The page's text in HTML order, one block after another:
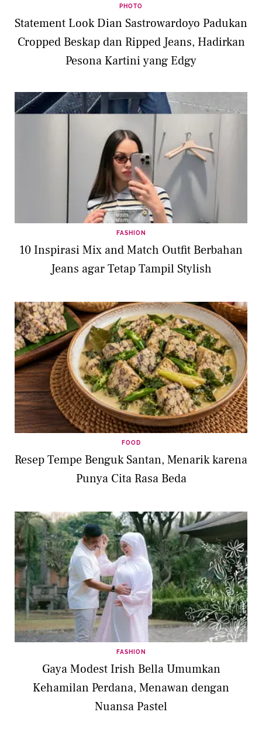
PHOTO
Statement Look Dian Sastrowardoyo Padukan
Cropped Beskap dan Ripped Jeans, Hadirkan
Pesona Kartini yang Edgy
FASHION
10 Inspirasi Mix and Match Outfit Berbahan
Jeans agar Tetap Tampil Stylish
FOOD
Resep Tempe Benguk Santan, Menarik karena
Punya Cita Rasa Beda
FASHION
Gaya Modest Irish Bella Umumkan
Kehamilan Perdana, Menawan dengan
Nuansa Pastel